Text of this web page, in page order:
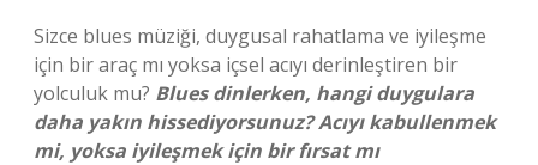
Sizce blues müziği, duygusal rahatlama ve iyileşme
için bir araç mı yoksa içsel acıyı derinleştiren bir
yolculuk mu? Blues dinlerken, hangi duygulara
daha yakın hissediyorsunuz? Acıyı kabullenmek
mi, yoksa iyileşmek için bir fırsat mı